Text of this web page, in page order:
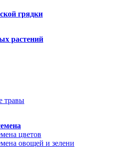
грядки
растений
травы
цветов
овощей и зелени